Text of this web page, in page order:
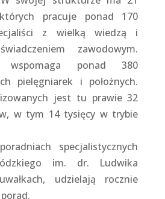
pracuje ponad 170
z wielką wiedzą i
zawodowym.
wspomaga ponad 380
pielęgniarek i położnych.
jest tu prawie 32
w tym 14 tysięcy w trybie
specjalistycznych
im. dr. Ludwika
udzielają rocznie